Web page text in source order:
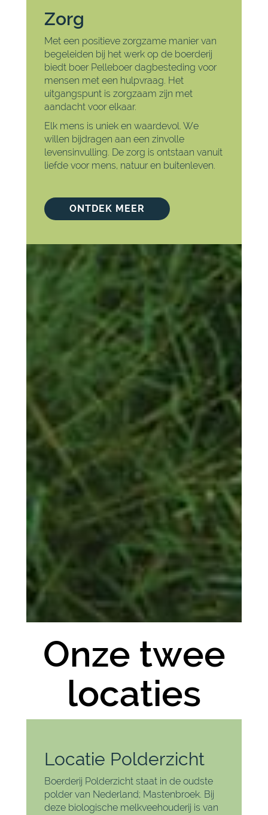
Zorg
Met een positieve zorgzame manier van
begeleiden bij het werk op de boerderij
biedt boer Pelleboer dagbesteding voor
mensen met een hulpvraag. Het
uitgangspunt is zorgzaam zijn met
aandacht voor elkaar.
Elk mens is uniek en waardevol. We
willen bijdragen aan een zinvolle
levensinvulling. De zorg is ontstaan vanuit
liefde voor mens, natuur en buitenleven.
ONTDEK MEER
Onze twee
locaties
Locatie Polderzicht
Boerderij Polderzicht staat in de oudste
polder van Nederland; Mastenbroek. Bij
deze biologische melkveehouderij is van